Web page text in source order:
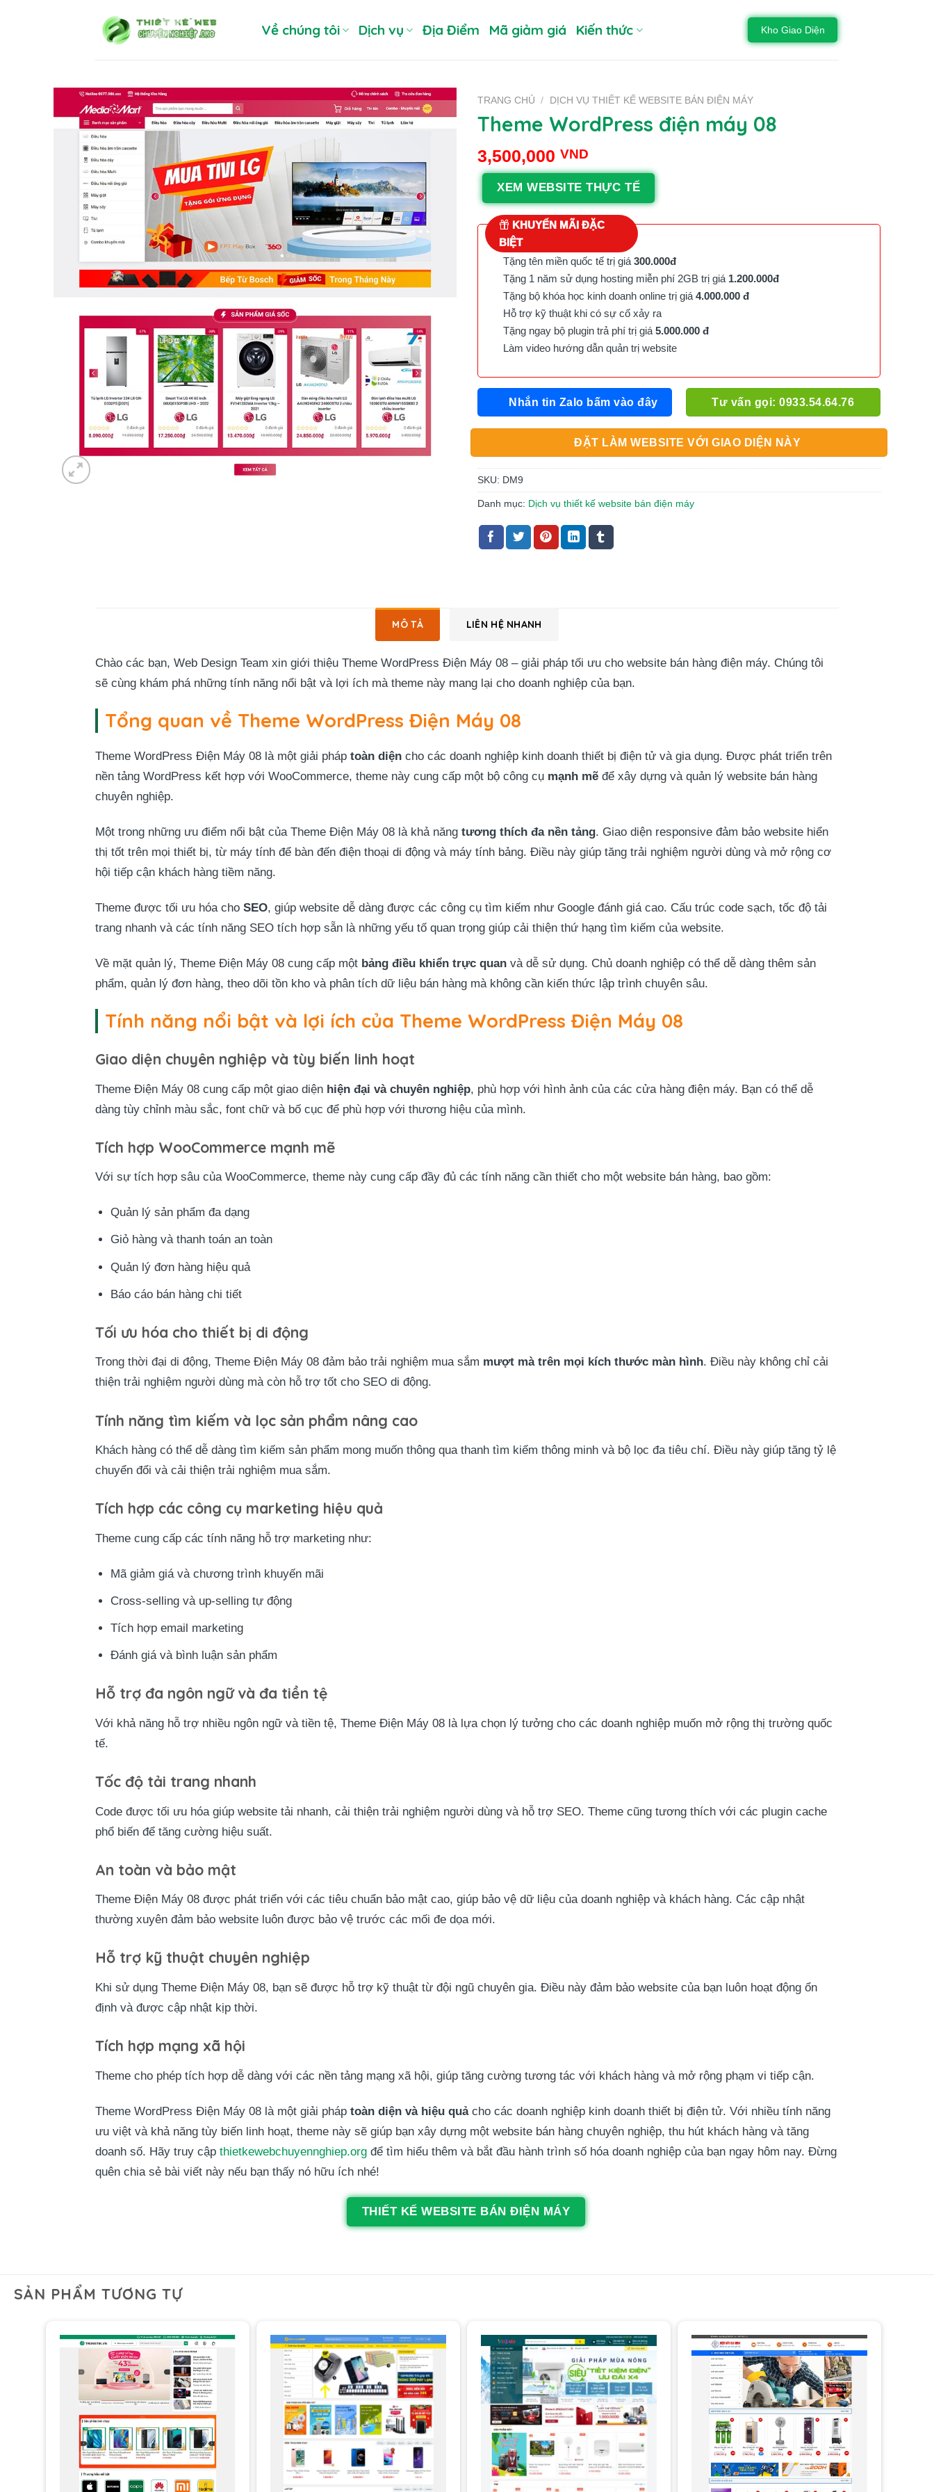
Về chúng tôi Dịch vụ Địa Điểm Mã giảm giá Kiến thức Kho Giao Diện
TRANG CHỦ / DỊCH VỤ THIẾT KẾ WEBSITE BÁN ĐIỆN MÁY
Theme WordPress điện máy 08
3,500,000 VND
XEM WEBSITE THỰC TẾ
KHUYẾN MÃI ĐẶC
BIỆT
Tặng tên miền quốc tế trị giá 300.000đ
Tặng 1 năm sử dụng hosting miễn phí 2GB trị giá 1.200.000đ
Tặng bộ khóa học kinh doanh online trị giá 4.000.000 đ
Hỗ trợ kỹ thuật khi có sự cố xảy ra
Tặng ngay bộ plugin trả phí trị giá 5.000.000 đ
Làm video hướng dẫn quản trị website
Nhắn tin Zalo bấm vào đây Tư vấn gọi: 0933.54.64.76
ĐẶT LÀM WEBSITE VỚI GIAO DIỆN NÀY
SKU: DM9
Danh mục: Dịch vụ thiết kế website bán điện máy
MÔ TẢ LIÊN HỆ NHANH
Chào các bạn, Web Design Team xin giới thiệu Theme WordPress Điện Máy 08 – giải pháp tối ưu cho website bán hàng điện máy. Chúng tôi
sẽ cùng khám phá những tính năng nổi bật và lợi ích mà theme này mang lại cho doanh nghiệp của bạn.
Tổng quan về Theme WordPress Điện Máy 08
Theme WordPress Điện Máy 08 là một giải pháp toàn diện cho các doanh nghiệp kinh doanh thiết bị điện tử và gia dụng. Được phát triển trên
nền tảng WordPress kết hợp với WooCommerce, theme này cung cấp một bộ công cụ mạnh mẽ để xây dựng và quản lý website bán hàng
chuyên nghiệp.
Một trong những ưu điểm nổi bật của Theme Điện Máy 08 là khả năng tương thích đa nền tảng. Giao diện responsive đảm bảo website hiển
thị tốt trên mọi thiết bị, từ máy tính để bàn đến điện thoại di động và máy tính bảng. Điều này giúp tăng trải nghiệm người dùng và mở rộng cơ
hội tiếp cận khách hàng tiềm năng.
Theme được tối ưu hóa cho SEO, giúp website dễ dàng được các công cụ tìm kiếm như Google đánh giá cao. Cấu trúc code sạch, tốc độ tải
trang nhanh và các tính năng SEO tích hợp sẵn là những yếu tố quan trọng giúp cải thiện thứ hạng tìm kiếm của website.
Về mặt quản lý, Theme Điện Máy 08 cung cấp một bảng điều khiển trực quan và dễ sử dụng. Chủ doanh nghiệp có thể dễ dàng thêm sản
phẩm, quản lý đơn hàng, theo dõi tồn kho và phân tích dữ liệu bán hàng mà không cần kiến thức lập trình chuyên sâu.
Tính năng nổi bật và lợi ích của Theme WordPress Điện Máy 08
Giao diện chuyên nghiệp và tùy biến linh hoạt
Theme Điện Máy 08 cung cấp một giao diện hiện đại và chuyên nghiệp, phù hợp với hình ảnh của các cửa hàng điện máy. Bạn có thể dễ
dàng tùy chỉnh màu sắc, font chữ và bố cục để phù hợp với thương hiệu của mình.
Tích hợp WooCommerce mạnh mẽ
Với sự tích hợp sâu của WooCommerce, theme này cung cấp đầy đủ các tính năng cần thiết cho một website bán hàng, bao gồm:
Quản lý sản phẩm đa dạng
Giỏ hàng và thanh toán an toàn
Quản lý đơn hàng hiệu quả
Báo cáo bán hàng chi tiết
Tối ưu hóa cho thiết bị di động
Trong thời đại di động, Theme Điện Máy 08 đảm bảo trải nghiệm mua sắm mượt mà trên mọi kích thước màn hình. Điều này không chỉ cải
thiện trải nghiệm người dùng mà còn hỗ trợ tốt cho SEO di động.
Tính năng tìm kiếm và lọc sản phẩm nâng cao
Khách hàng có thể dễ dàng tìm kiếm sản phẩm mong muốn thông qua thanh tìm kiếm thông minh và bộ lọc đa tiêu chí. Điều này giúp tăng tỷ lệ
chuyển đổi và cải thiện trải nghiệm mua sắm.
Tích hợp các công cụ marketing hiệu quả
Theme cung cấp các tính năng hỗ trợ marketing như:
Mã giảm giá và chương trình khuyến mãi
Cross-selling và up-selling tự động
Tích hợp email marketing
Đánh giá và bình luận sản phẩm
Hỗ trợ đa ngôn ngữ và đa tiền tệ
Với khả năng hỗ trợ nhiều ngôn ngữ và tiền tệ, Theme Điện Máy 08 là lựa chọn lý tưởng cho các doanh nghiệp muốn mở rộng thị trường quốc
tế.
Tốc độ tải trang nhanh
Code được tối ưu hóa giúp website tải nhanh, cải thiện trải nghiệm người dùng và hỗ trợ SEO. Theme cũng tương thích với các plugin cache
phổ biến để tăng cường hiệu suất.
An toàn và bảo mật
Theme Điện Máy 08 được phát triển với các tiêu chuẩn bảo mật cao, giúp bảo vệ dữ liệu của doanh nghiệp và khách hàng. Các cập nhật
thường xuyên đảm bảo website luôn được bảo vệ trước các mối đe dọa mới.
Hỗ trợ kỹ thuật chuyên nghiệp
Khi sử dụng Theme Điện Máy 08, bạn sẽ được hỗ trợ kỹ thuật từ đội ngũ chuyên gia. Điều này đảm bảo website của bạn luôn hoạt động ổn
định và được cập nhật kịp thời.
Tích hợp mạng xã hội
Theme cho phép tích hợp dễ dàng với các nền tảng mạng xã hội, giúp tăng cường tương tác với khách hàng và mở rộng phạm vi tiếp cận.
Theme WordPress Điện Máy 08 là một giải pháp toàn diện và hiệu quảcho các doanh nghiệp kinh doanh thiết bị điện tử. Với nhiều tính năng
ưu việt và khả năng tùy biến linh hoạt, theme này sẽ giúp bạn xây dựng một website bán hàng chuyên nghiệp, thu hút khách hàng và tăng
doanh số. Hãy truy cập thietkewebchuyennghiep.org để tìm hiểu thêm và bắt đầu hành trình số hóa doanh nghiệp của bạn ngay hôm nay. Đừng
quên chia sẻ bài viết này nếu bạn thấy nó hữu ích nhé!
THIẾT KẾ WEBSITE BÁN ĐIỆN MÁY
SẢN PHẨM TƯƠNG TỰ